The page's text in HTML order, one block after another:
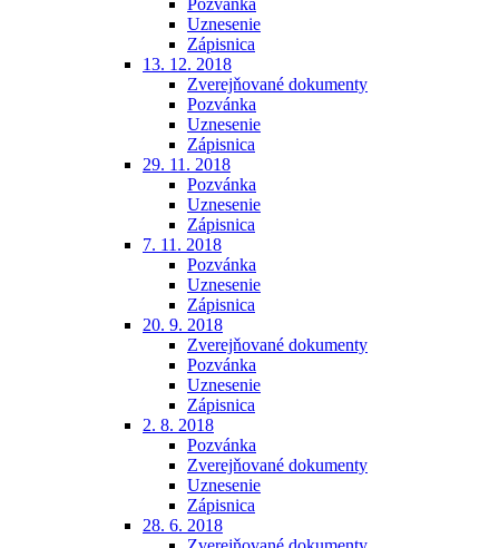
Pozvánka
Uznesenie
Zápisnica
13. 12. 2018
Zverejňované dokumenty
Pozvánka
Uznesenie
Zápisnica
29. 11. 2018
Pozvánka
Uznesenie
Zápisnica
7. 11. 2018
Pozvánka
Uznesenie
Zápisnica
20. 9. 2018
Zverejňované dokumenty
Pozvánka
Uznesenie
Zápisnica
2. 8. 2018
Pozvánka
Zverejňované dokumenty
Uznesenie
Zápisnica
28. 6. 2018